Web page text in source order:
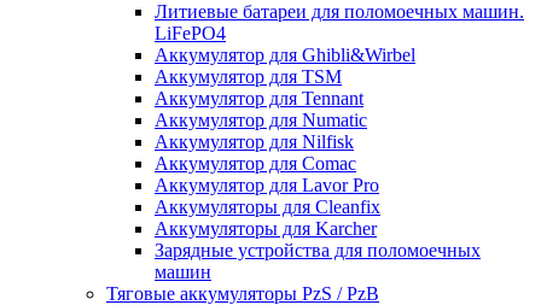
Литиевые батареи для поломоечных машин.
LiFePO4
Аккумулятор для Ghibli&Wirbel
Аккумулятор для TSM
Аккумулятор для Tennant
Аккумулятор для Numatic
Аккумулятор для Nilfisk
Аккумулятор для Comac
Аккумулятор для Lavor Pro
Аккумуляторы для Cleanfix
Аккумуляторы для Karcher
Зарядные устройства для поломоечных
машин
Тяговые аккумуляторы PzS / PzB